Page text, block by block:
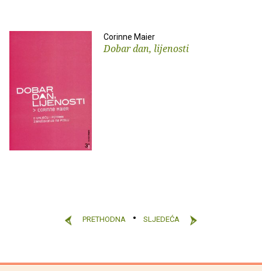
Corinne Maier
Dobar dan, lijenosti
PRETHODNA SLJEDEĆA